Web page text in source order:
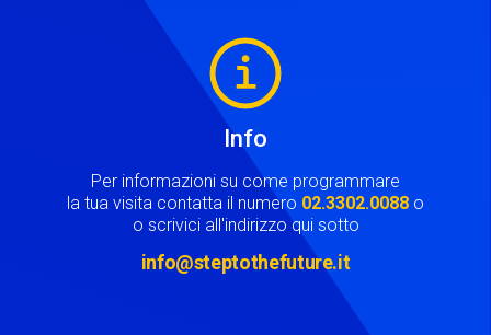
Info
Per informazioni su come programmare
la tua visita contatta il numero 02.3302.0088 o
o scrivici all'indirizzo qui sotto
info@steptothefuture.it